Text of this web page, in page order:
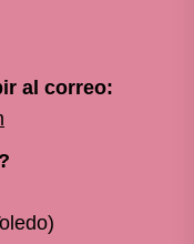
al correo: